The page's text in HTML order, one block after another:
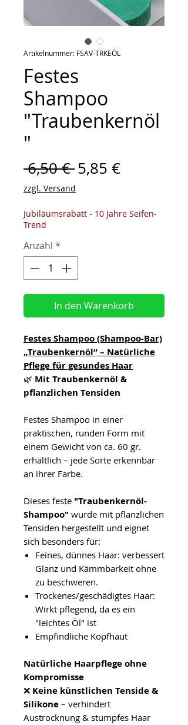
Artikelnummer: FSAV-TRKEÖL
Festes
Shampoo
"Traubenkernöl
"
6,50 € Standardpreis
5,85 €Sale-
zzgl. Versand
Jubiläumsrabatt - 10 Jahre Seifen-
Trend
Anzahl *
In den Warenkorb
Festes Shampoo (Shampoo-Bar)
„Traubenkernöl“ – Natürliche
Pflege für gesundes Haar
🌿 Mit Traubenkernöl &
pflanzlichen Tensiden
Festes Shampoo in einer
praktischen, runden Form mit
einem Gewicht von ca. 60 gr.
erhältlich – jede Sorte erkennbar
an ihrer Farbe.
Dieses feste "Traubenkernöl-
Shampoo" wurde mit pflanzlichen
Tensiden hergestellt und eignet
sich besonders für:
Feines, dünnes Haar: verbessert
Glanz und Kämmbarkeit ohne
zu beschweren.
Trockenes/geschädigtes Haar:
Wirkt pflegend, da es ein
"leichtes Öl" ist
Empfindliche Kopfhaut
Natürliche Haarpflege ohne
Kompromisse
❌ Keine künstlichen Tenside &
Silikone – verhindert
Austrocknung & stumpfes Haar